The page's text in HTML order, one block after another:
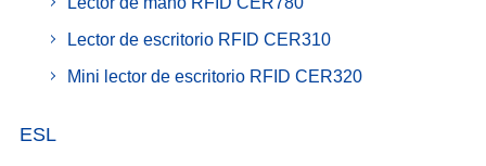
Lector de escritorio RFID CER310
Mini lector de escritorio RFID CER320
ESL